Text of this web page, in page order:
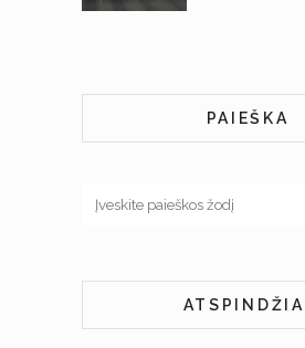
PAIEŠKA
ATSPINDŽIAI